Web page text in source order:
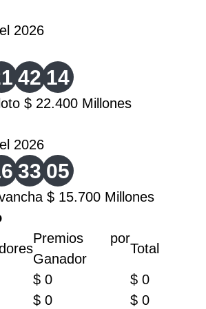
2026
42 14
$ 22.400 Millones
2026
33 05
$ 15.700 Millones
Premios por
Ganador
Total
$ 0
$ 0
$ 0 $ 0